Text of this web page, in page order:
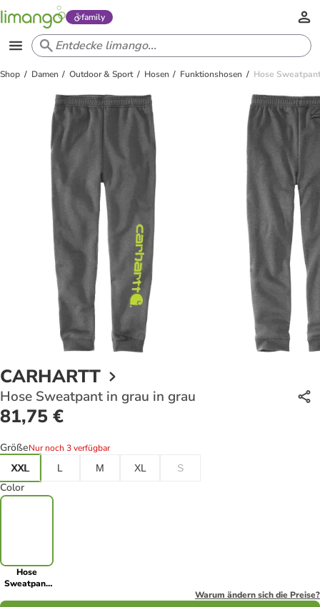
family
Shop Damen Outdoor & Sport Hosen Funktionshosen Hose
CARHARTT
Hose Sweatpant in grau in grau
81,75 €
GrößeNur noch 3 verfügbar
XXL
L M XL S
Color
Hose
Sweatpant
Warum ändern sich die Preise?